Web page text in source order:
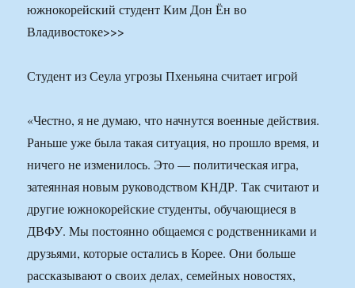
южнокорейский студент Ким Дон Ён во
Владивостоке>>>
Студент из Сеула угрозы Пхеньяна считает игрой
«Честно, я не думаю, что начнутся военные действия.
Раньше уже была такая ситуация, но прошло время, и
ничего не изменилось. Это — политическая игра,
затеянная новым руководством КНДР. Так считают и
другие южнокорейские студенты, обучающиеся в
ДВФУ. Мы постоянно общаемся с родственниками и
друзьями, которые остались в Корее. Они больше
рассказывают о своих делах, семейных новостях,